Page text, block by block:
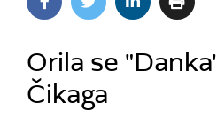
Orila se
Čikaga